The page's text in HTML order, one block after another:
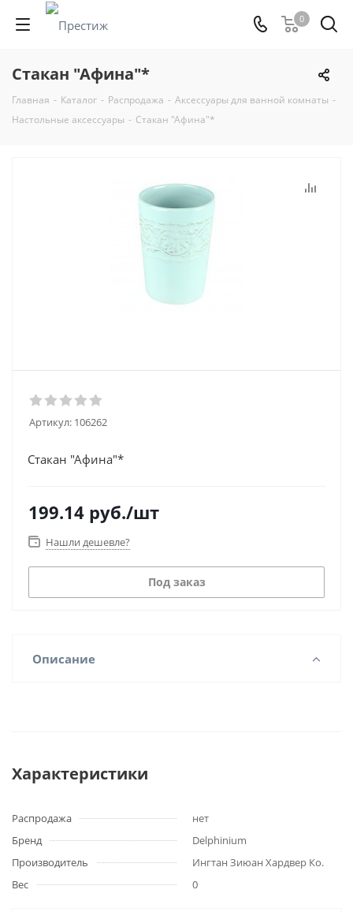
0
Стакан "Афина"*
Главная - Каталог - Распродажа - Аксессуары для ванной комнаты -
Настольные аксессуары - Стакан "Афина"*
Артикул: 106262
Стакан "Афина"*
199.14 руб./шт
Нашли дешевле?
Под заказ
Описание
Характеристики
Распродажа
нет
Бренд
Delphinium
Производитель
Ингтан Зиюан Хардвер Ко.
Вес
0